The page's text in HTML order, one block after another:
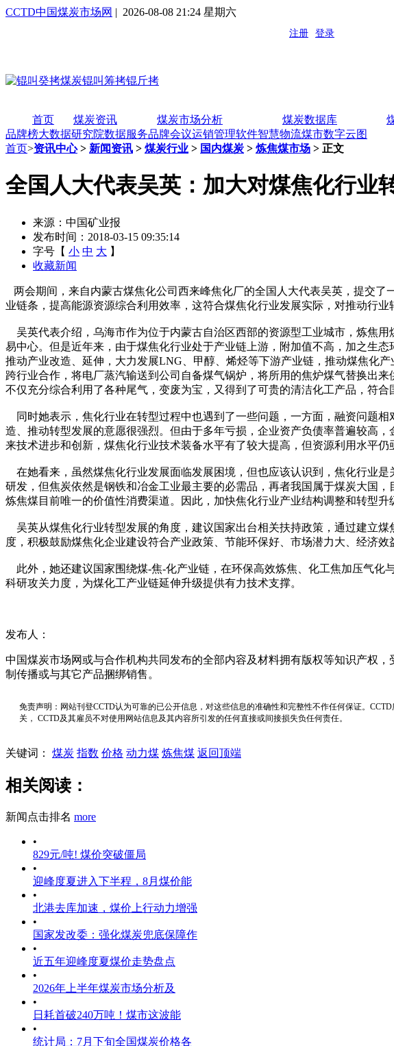
CCTD中国煤炭市场网 | 2026-08-08 21:24 星期六
首页 煤炭资讯 煤炭市场分析 煤炭数据库
品牌榜大数据研究院数据服务品牌会议运销管理软件智慧物流煤市数字云图
首页>资讯中心> 新闻资讯 > 煤炭行业 > 国内煤炭 > 炼焦煤市场 > 正文
全国人大代表吴英：加大对煤焦化行业
来源：中国矿业报
发布时间：2018-03-15 09:35:14
字号【 小 中 大 】
收藏新闻
两会期间，来自内蒙古煤焦化公司西来峰焦化厂的全国人大代表吴英，提交
业链条，提高能源资源综合利用效率，这符合煤焦化行业发展实际，对推动行
吴英代表介绍，乌海市作为位于内蒙古自治区西部的资源型工业城市，炼焦
易中心。但是近年来，由于煤焦化行业处于产业链上游，附加值不高，加之生
推动产业改造、延伸，大力发展LNG、甲醇、烯烃等下游产业链，推动煤焦化
跨行业合作，将电厂蒸汽输送到公司自备煤气锅炉，将所用的焦炉煤气替换出
不仅充分综合利用了各种尾气，变废为宝，又得到了可贵的清洁化工产品，符
同时她表示，焦化行业在转型过程中也遇到了一些问题，一方面，融资问题
造、推动转型发展的意愿很强烈。但由于多年亏损，企业资产负债率普遍较高
来技术进步和创新，煤焦化行业技术装备水平有了较大提高，但资源利用水平
在她看来，虽然煤焦化行业发展面临发展困境，但也应该认识到，焦化行业
研发，但焦炭依然是钢铁和冶金工业最主要的必需品，再者我国属于煤炭大国
炼焦煤目前唯一的价值性消费渠道。因此，加快焦化行业产业结构调整和转型升
吴英从煤焦化行业转型发展的角度，建议国家出台相关扶持政策，通过建立
度，积极鼓励煤焦化企业建设符合产业政策、节能环保好、市场潜力大、经济
此外，她还建议国家围绕煤-焦-化产业链，在环保高效炼焦、化工焦加压气化
科研攻关力度，为煤化工产业链延伸升级提供有力技术支撑。
发布人：
中国煤炭市场网或与合作机构共同发布的全部内容及材料拥有版权等知识产权
制传播或与其它产品捆绑销售。
免责声明：网站刊登CCTD认为可靠的已公开信息，对这些信息的准确性和完整性不作任何保证。
关， CCTD及其雇员不对使用网站信息及其内容所引发的任何直接或间接损失负任何责任。
关键词： 煤炭 指数 价格 动力煤 炼焦煤 返回顶端
相关阅读：
新闻点击排名 more
•
829元/吨! 煤价突破僵局
•
迎峰度夏进入下半程，8月煤价能
•
北港去库加速，煤价上行动力增强
•
国家发改委：强化煤炭兜底保障作
•
近五年迎峰度夏煤价走势盘点
•
2026年上半年煤炭市场分析及
•
日耗首破240万吨！煤市这波能
•
统计局：7月下旬全国煤炭价格各